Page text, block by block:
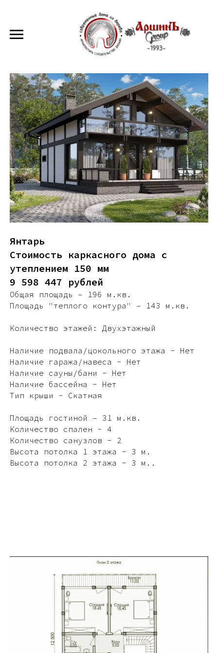
Янтарь
Стоимость каркасного дома с
утеплением 150 мм
9 598 447 рублей
Общая площадь – 196 м.кв.
Площадь "теплого контура" – 143 м.кв.
Количество этажей: Двухэтажный
Наличие подвала/цокольного этажа - Нет
Наличие гаража/навеса - Нет
Наличие сауны/бани - Нет
Наличие бассейна - Нет
Тип крыши - Скатная
Площадь гостиной – 31 м.кв.
Количество спален - 4
Количество санузлов - 2
Высота потолка 1 этажа - 3 м.
Высота потолка 2 этажа - 3 м..